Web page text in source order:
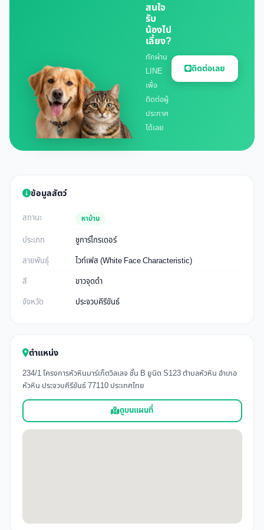
สนใจ
รับ
น้องไป
เลี้ยง?
ทักผ่าน
LINE
เพื่อ
ติดต่อผู้
ประกาศ
ได้เลย
ติดต่อเลย
ข้อมูลสัตว์
สถานะ หาบ้าน
ประเภท
ชูการ์ไกรเดอร์
สายพันธุ์
ไวท์เฟส (White Face Characteristic)
สี
ขาวจุดดำ
จังหวัด
ประจวบคีรีขันธ์
ตำแหน่ง
234/1 โครงการหัวหินมาร์เก็ตวิลเลจ ชั้น B ยูนิต S123 ตำบลหัวหิน อำเภอ
หัวหิน ประจวบคีรีขันธ์ 77110 ประเทศไทย
ดูบนแผนที่